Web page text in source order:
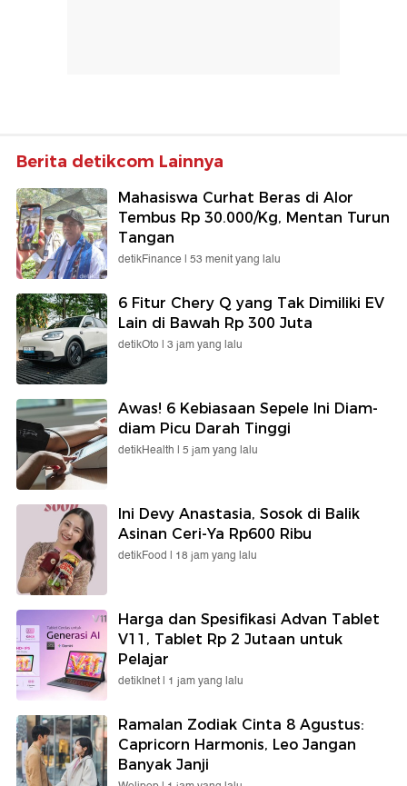
Berita detikcom Lainnya
Mahasiswa Curhat Beras di Alor
Tembus Rp 30.000/Kg, Mentan Turun
Tangan
detikFinance | 53 menit yang lalu
6 Fitur Chery Q yang Tak Dimiliki EV
Lain di Bawah Rp 300 Juta
detikOto | 3 jam yang lalu
Awas! 6 Kebiasaan Sepele Ini Diam-
diam Picu Darah Tinggi
detikHealth | 5 jam yang lalu
Ini Devy Anastasia, Sosok di Balik
Asinan Ceri-Ya Rp600 Ribu
detikFood | 18 jam yang lalu
Harga dan Spesifikasi Advan Tablet
V11, Tablet Rp 2 Jutaan untuk
Pelajar
detikInet | 1 jam yang lalu
Ramalan Zodiak Cinta 8 Agustus:
Capricorn Harmonis, Leo Jangan
Banyak Janji